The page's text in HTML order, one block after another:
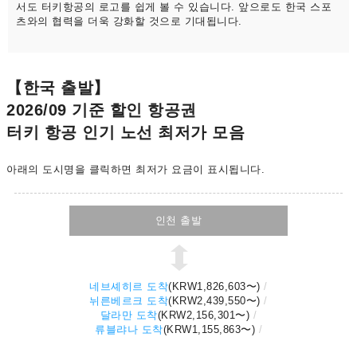
서도 터키항공의 로고를 쉽게 볼 수 있습니다. 앞으로도 한국 스포
츠와의 협력을 더욱 강화할 것으로 기대됩니다.
【한국 출발】
2026/09 기준 할인 항공권
터키 항공 인기 노선 최저가 모음
아래의 도시명을 클릭하면 최저가 요금이 표시됩니다.
인천 출발
네브셰히르 도착( KRW1,826,603〜)
뉘른베르크 도착( KRW2,439,550〜)
달라만 도착(KRW2,156,301〜)
류블랴나 도착(KRW1,155,863〜)